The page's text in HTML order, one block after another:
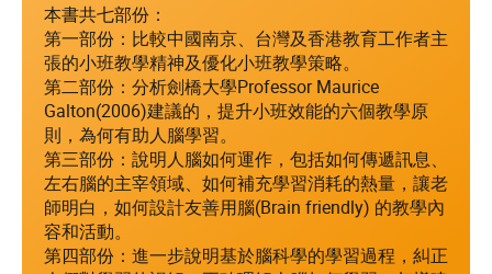
本書共七部份：
第一部份：比較中國南京、台灣及香港教育工作者主
張的小班教學精神及優化小班教學策略。
第二部份：分析劍橋大學Professor Maurice
Galton(2006)建議的，提升小班效能的六個教學原
則，為何有助人腦學習。
第三部份：說明人腦如何運作，包括如何傳遞訊息、
左右腦的主宰領域、如何補充學習消耗的熱量，讓老
師明白，如何設計友善用腦(Brain friendly) 的教學內
容和活動。
第四部份：進一步說明基於腦科學的學習過程，糾正